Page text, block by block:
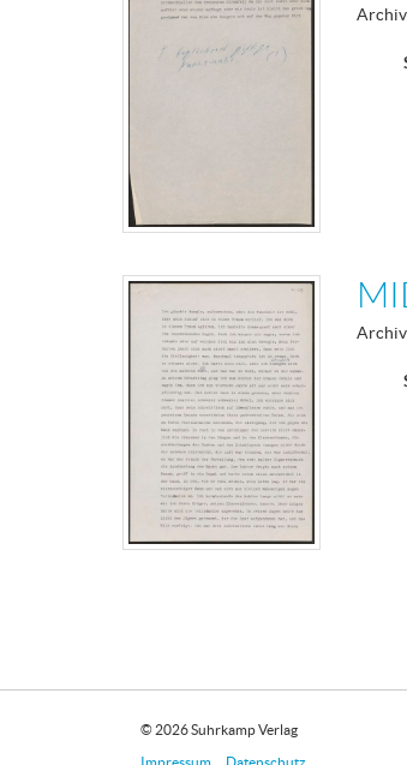
© 2026 Suhrkamp Verlag